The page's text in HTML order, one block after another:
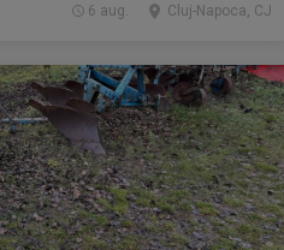
Cluj-Napoca, CJ
6 aug.